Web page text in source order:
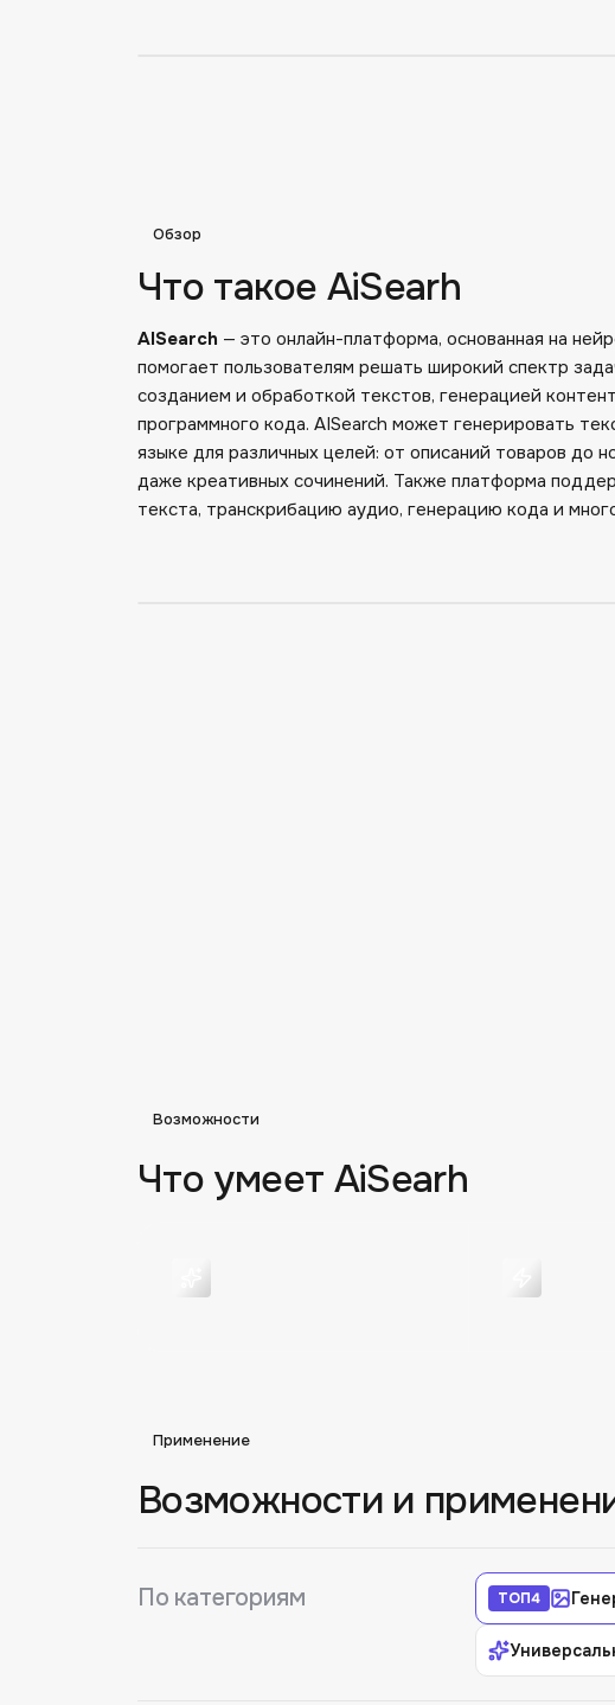
Обзор
Что такое AiSearh
AISearch — это онлайн-платформа, основанная на
помогает пользователям решать широкий спектр
созданием и обработкой текстов, генерацией
программного кода. AISearch может генерировать
языке для различных целей: от описаний товаров до
даже креативных сочинений. Также платформа
текста, транскрибацию аудио, генерацию кода и
Возможности
Что умеет AiSearh
Применение
Возможности и
По категориям ТОП4